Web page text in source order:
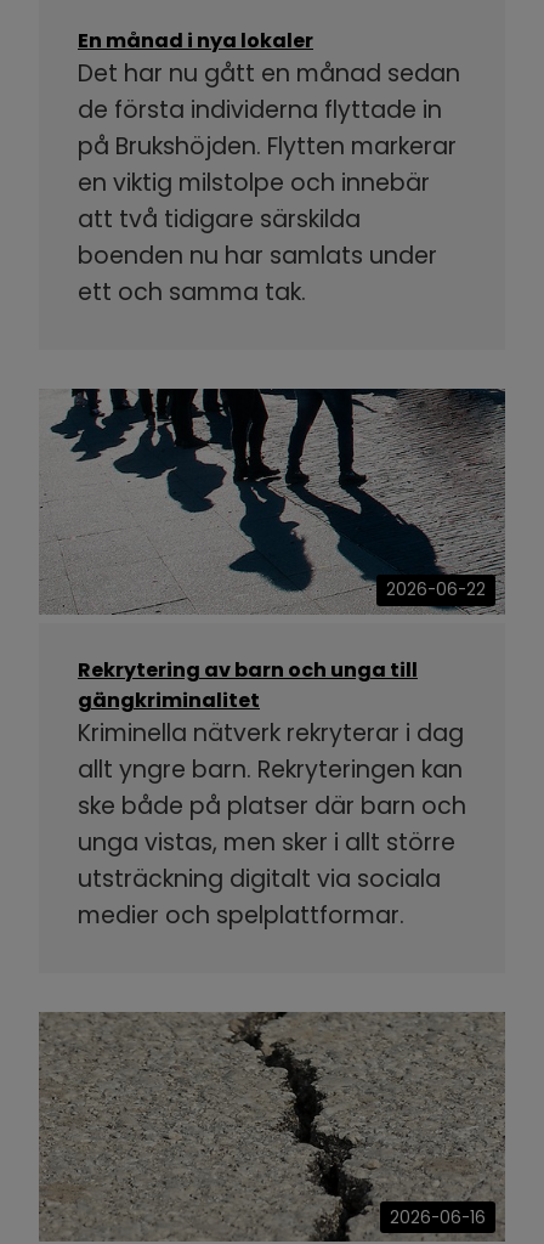
En månad i nya lokaler
Det har nu gått en månad sedan
de första individerna flyttade in
på Brukshöjden. Flytten markerar
en viktig milstolpe och innebär
att två tidigare särskilda
boenden nu har samlats under
ett och samma tak.
2026-06-22
Rekrytering av barn och unga till
gängkriminalitet
Kriminella nätverk rekryterar i dag
allt yngre barn. Rekryteringen kan
ske både på platser där barn och
unga vistas, men sker i allt större
utsträckning digitalt via sociala
medier och spelplattformar.
2026-06-16